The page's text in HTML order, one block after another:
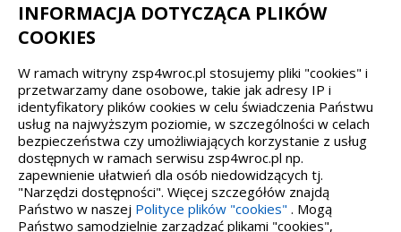
Spełniamy standardy dostępności oraz W3C
WCAG 2.1 SECTION 508 EAA/EN 301549
IS 5568
INFORMACJA DOTYCZĄCA PLIKÓW
COOKIES
W ramach witryny zsp4wroc.pl stosujemy pliki "cookies" i
przetwarzamy dane osobowe, takie jak adresy IP i
identyfikatory plików cookies w celu świadczenia Państwu
usług na najwyższym poziomie, w szczególności w celach
bezpieczeństwa czy umożliwiających korzystanie z usług
dostępnych w ramach serwisu zsp4wroc.pl np.
zapewnienie ułatwień dla osób niedowidzących tj.
"Narzędzi dostępności". Więcej szczegółów znajdą
Państwo w naszej Polityce plików "cookies" . Mogą
Państwo samodzielnie zarządzać plikami "cookies",